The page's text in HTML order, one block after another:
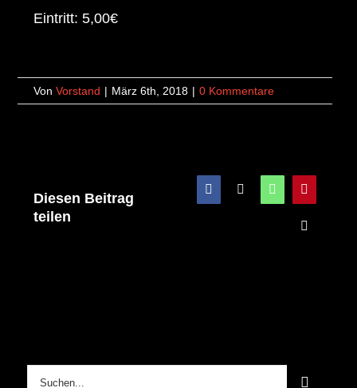
Eintritt: 5,00€
VonVorstand | März 6th, 2018 | 0 Kommentare
Diesen Beitrag
teilen
Facebook
X WhatsAppPinterest
E-
Suche